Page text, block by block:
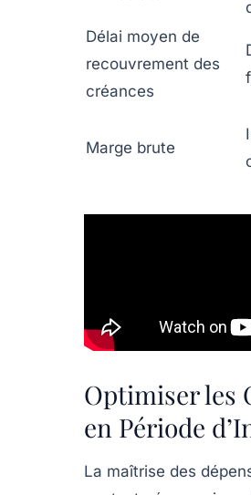
Délai moyen de
recouvrement des
créances
Marge brute
Optimiser les
en Période
La maîtrise des